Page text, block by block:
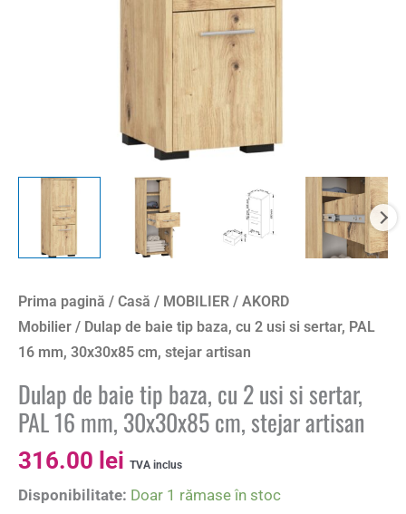
Prima pagină / Casă / MOBILIER / AKORD
Mobilier / Dulap de baie tip baza, cu 2 usi si sertar, PAL
16 mm, 30x30x85 cm, stejar artisan
Dulap de baie tip baza, cu 2 usi si sertar,
PAL 16 mm, 30x30x85 cm, stejar artisan
316.00 lei TVA inclus
Disponibilitate: Doar 1 rămase în stoc
cm,
stejar
artisan